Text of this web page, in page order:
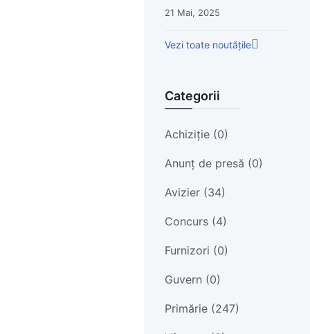
21 Mai, 2025
Vezi toate noutățile
Categorii
Achiziție (0)
Anunț de presă (0)
Avizier (34)
Concurs (4)
Furnizori (0)
Guvern (0)
Primărie (247)